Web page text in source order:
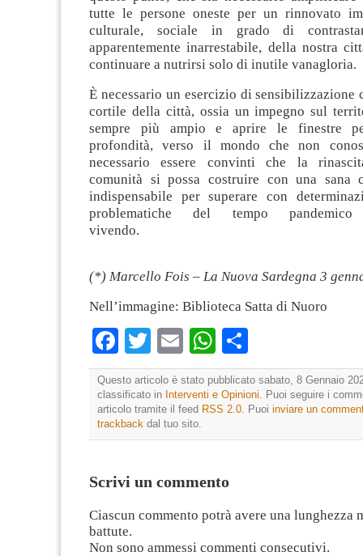
tutte le persone oneste per un rinnovato
culturale, sociale in grado di
apparentemente inarrestabile, della nostra
continuare a nutrirsi solo di inutile vanagloria.
È necessario un esercizio di sensibilizzazione
cortile della città, ossia un impegno sul
sempre più ampio e aprire le finestre
profondità, verso il mondo che non
necessario essere convinti che la
comunità si possa costruire con una sana
indispensabile per superare con
problematiche del tempo
(*) Marcello Fois – La Nuova Sardegna 3
Nell’immagine: Biblioteca Satta di Nuoro
Facebook
Twitter
EmailWhatsApp
Questo articolo è stato pubblicato sabato, 8 Gennaio
classificato in Interventi e Opinioni . Puoi seguire i
articolo tramite il feed RSS 2.0 . Puoi inviare un
trackback dal tuo sito.
Scrivi un commento
Ciascun commento potrà avere una lunghezza
battute.
Non sono ammessi commenti consecutivi.